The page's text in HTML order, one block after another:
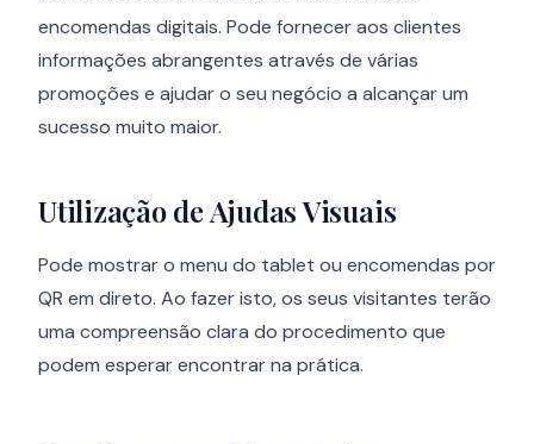
encomendas digitais. Pode fornecer aos clientes
informações abrangentes através de várias
promoções e ajudar o seu negócio a alcançar um
sucesso muito maior.
Utilização de Ajudas Visuais
Pode mostrar o menu do tablet ou encomendas por
QR em direto. Ao fazer isto, os seus visitantes terão
uma compreensão clara do procedimento que
podem esperar encontrar na prática.